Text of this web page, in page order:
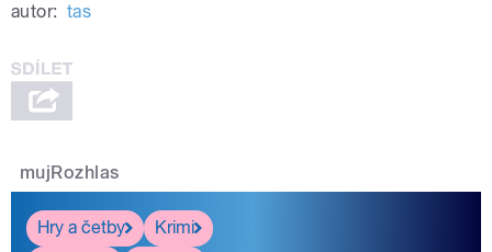
autor: tas
mujRozhlas
Hry a četby
Krimi